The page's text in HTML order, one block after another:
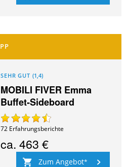
SEHR GUT (1,4)
MOBILI FIVER Emma
Buffet-Sideboard
72 Erfahrungsberichte
ca.463 €
Zum Angebot